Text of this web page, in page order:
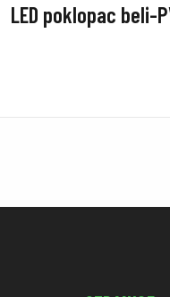
LED poklopac beli-